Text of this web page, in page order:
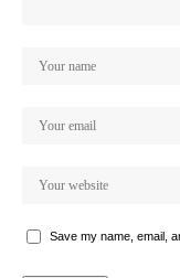
Save my name, email,